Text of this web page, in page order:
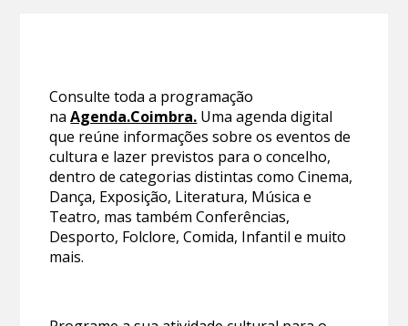
Consulte toda a programação
naAgenda.Coimbra. Uma agenda digital
que reúne informações sobre os eventos de
cultura e lazer previstos para o concelho,
dentro de categorias distintas como Cinema,
Dança, Exposição, Literatura, Música e
Teatro, mas também Conferências,
Desporto, Folclore, Comida, Infantil e muito
mais.